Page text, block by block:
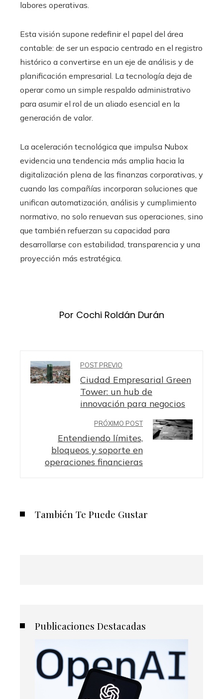
labores operativas.
Esta visión supone redefinir el papel del área
contable: de ser un espacio centrado en el registro
histórico a convertirse en un eje de análisis y de
planificación empresarial. La tecnología deja de
operar como un simple respaldo administrativo
para asumir el rol de un aliado esencial en la
generación de valor.
La aceleración tecnológica que impulsa Nubox
evidencia una tendencia más amplia hacia la
digitalización plena de las finanzas corporativas, y
cuando las compañías incorporan soluciones que
unifican automatización, análisis y cumplimiento
normativo, no solo renuevan sus operaciones, sino
que también refuerzan su capacidad para
desarrollarse con estabilidad, transparencia y una
proyección más estratégica.
Por Cochi Roldán Durán
POST PREVIO
Ciudad Empresarial Green
Tower: un hub de
innovación para negocios
PRÓXIMO POST
Entendiendo límites,
bloqueos y soporte en
operaciones financieras
También Te Puede Gustar
Publicaciones Destacadas